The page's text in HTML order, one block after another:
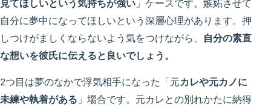
見てほしいという気持ちが強い 」ケースです。嫉妬させて
自分に夢中になってほしいという深層心理があります。押
しつけがましくならないよう気をつけながら、
自分の素直
な想いを彼氏に伝えると良いでしょう。
2つ目は夢のなかで浮気相手になった「元カレや元カノに
未練や執着がある 」場合です。元カレとの別れかたに納得